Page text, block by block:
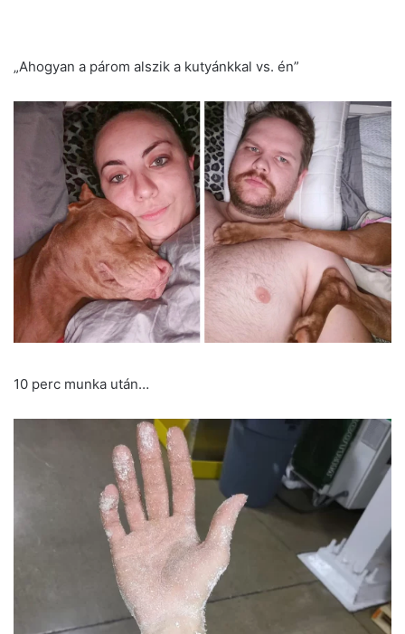
„Ahogyan a párom alszik a kutyánkkal vs. én”
10 perc munka után…